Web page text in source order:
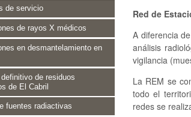
de servicio
de rayos X médicos
en desmantelamiento en
de residuos
de El Cabril
fuentes radiactivas
Red de
A diferencia
análisis
vigilancia
La REM se
todo el
redes se